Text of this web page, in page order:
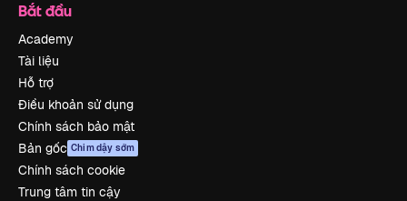
Bắt đầu
Academy
Tài liệu
Hỗ trợ
Điều khoản sử dụng
Chính sách bảo mật
Bản gốc Chim dậy sớm
Chính sách cookie
Trung tâm tin cậy